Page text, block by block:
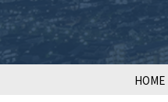
HOME